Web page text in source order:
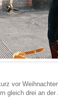
vor
gleich drei an